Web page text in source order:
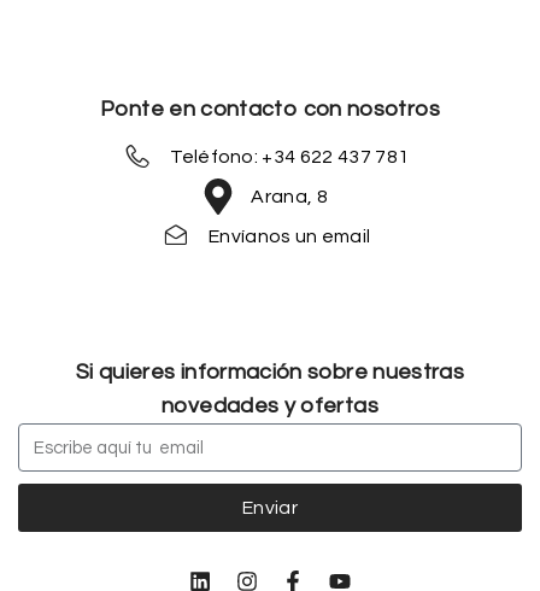
Ponte en contacto con nosotros
Teléfono: +34 622 437 781
Arana, 8
Envíanos un email
Si quieres información sobre nuestras
novedades y ofertas
Enviar